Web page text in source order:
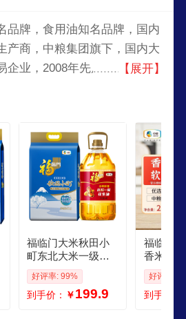
品牌，食用油知名品牌，国内
产商，中粮集团旗下，国内大
企业，2008年先后上市调味
米、杂粮等。
【展开】
福临门大米秋田小
町东北大米一级粳
米吉林产区寿司香
米 5kg1袋小榨炒香
花生油4L
好评率: 99%
到手价： ￥199.9
福临门
香米煮
米寿司
籼米 丝
袋
好评率:
到手价：